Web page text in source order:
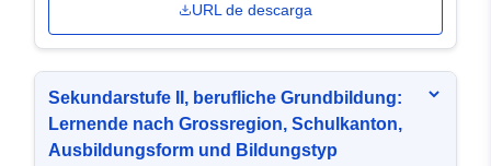
URL de descarga
Sekundarstufe II, berufliche Grundbildung:
Lernende nach Grossregion, Schulkanton,
Ausbildungsform und Bildungstyp